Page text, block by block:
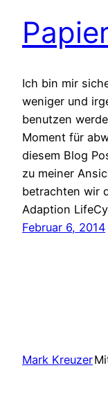
Ich bin mir
weniger und
benutzen
Moment für
diesem Blog
zu meiner
betrachten wir
Adaption
Februar 6, 2014
Mark Kreuzer